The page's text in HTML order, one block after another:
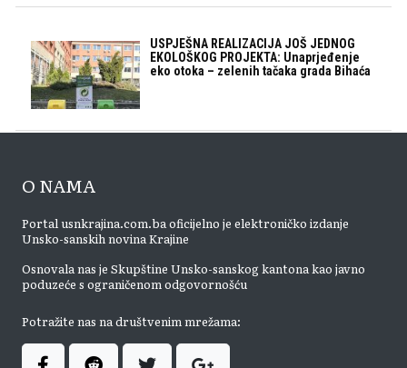
USPJEŠNA REALIZACIJA JOŠ JEDNOG
EKOLOŠKOG PROJEKTA: Unaprjeđenje
eko otoka – zelenih tačaka grada Bihaća
O NAMA
Portal usnkrajina.com.ba oficijelno je elektroničko izdanje
Unsko-sanskih novina Krajine
Osnovala nas je Skupštine Unsko-sanskog kantona kao javno
poduzeće s ograničenom odgovornošću
Potražite nas na društvenim mrežama: